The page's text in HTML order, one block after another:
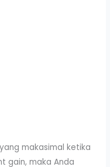
makasimal ketika
gain, maka Anda